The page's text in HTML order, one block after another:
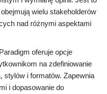
wielu stakeholderów
nad różnymi aspektami
oferuje opcje
na zdefiniowanie
stylów i formatów. Zapewnia
i dopasowanie do